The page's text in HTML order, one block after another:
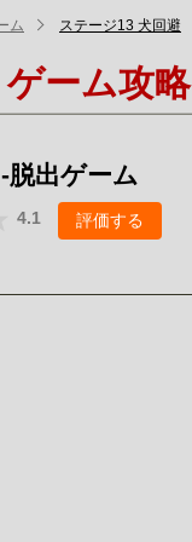
ム ステージ13 犬回避
ゲーム攻略
出ゲーム
4.1 評価する